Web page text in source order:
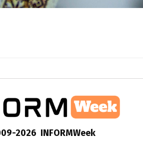
2026 INFORMWeek